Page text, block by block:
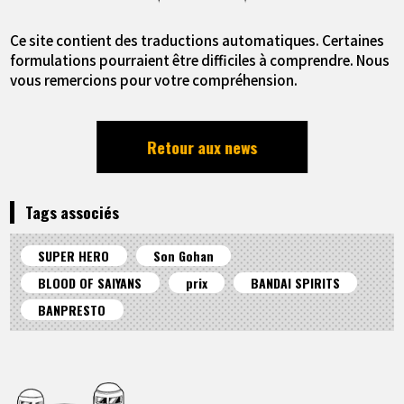
Ce site contient des traductions automatiques. Certaines
formulations pourraient être difficiles à comprendre. Nous
vous remercions pour votre compréhension.
Retour aux news
Tags associés
SUPER HERO
Son Gohan
BLOOD OF SAIYANS
prix
BANDAI SPIRITS
BANPRESTO